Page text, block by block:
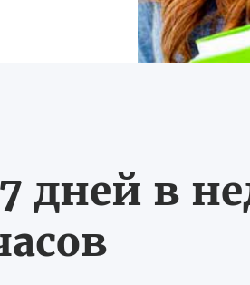
дней в